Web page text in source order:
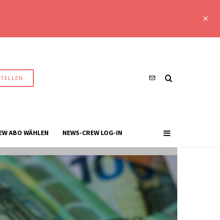
ABO WÄHLEN NEWS-CREW LOG-IN